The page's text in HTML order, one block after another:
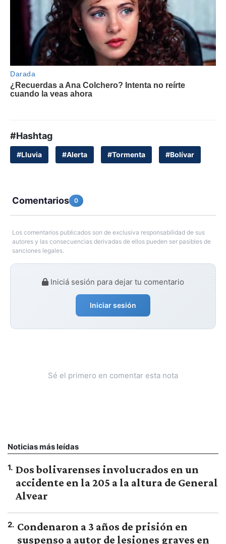
#Hashtag
#Lluvia #Alerta #Tormenta #Bolívar
Comentarios 0
Los comentarios publicados son de exclusiva responsabilidad de sus
autores y las consecuencias derivadas de ellos pueden ser pasibles de
sanciones legales.
Iniciá sesión para dejar tu comentario
Iniciar sesión
Sé el primero en comentar esta nota
Noticias más leídas
1. Dos bolivarenses involucrados en un
accidente en la 205 a la altura de General
Alvear
2. Condenaron a 3 años de prisión en
suspenso a autor de lesiones graves en